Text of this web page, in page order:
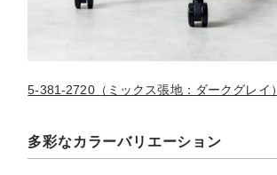
5-381-2720（ミックス張地：ダークグレイ）
多彩なカラーバリエーション